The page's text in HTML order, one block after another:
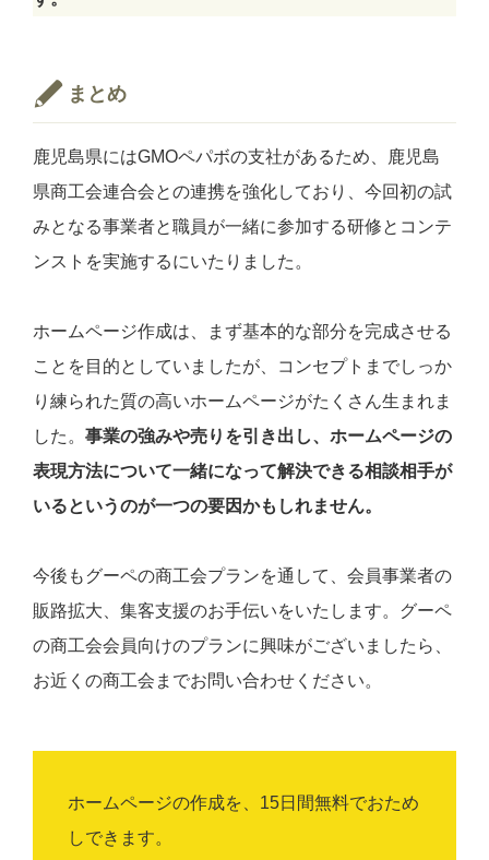
まとめ
鹿児島県にはGMOペパボの支社があるため、鹿児島
県商工会連合会との連携を強化しており、今回初の試
みとなる事業者と職員が一緒に参加する研修とコンテ
ンストを実施するにいたりました。
ホームページ作成は、まず基本的な部分を完成させる
ことを目的としていましたが、コンセプトまでしっか
り練られた質の高いホームページがたくさん生まれま
した。 事業の強みや売りを引き出し、ホームページの
表現方法について一緒になって解決できる相談相手が
いるというのが一つの要因かもしれません。
今後もグーペの商工会プランを通して、会員事業者の
販路拡大、集客支援のお手伝いをいたします。グーペ
の商工会会員向けのプランに興味がございましたら、
お近くの商工会までお問い合わせください。
ホームページの作成を、15日間無料でおため
しできます。